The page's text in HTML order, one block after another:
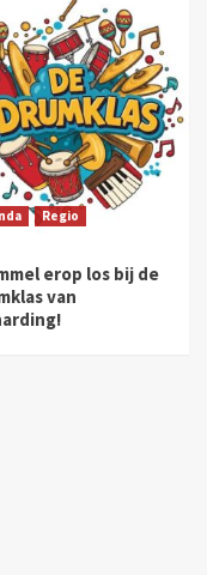
Regio
erop los bij de
van